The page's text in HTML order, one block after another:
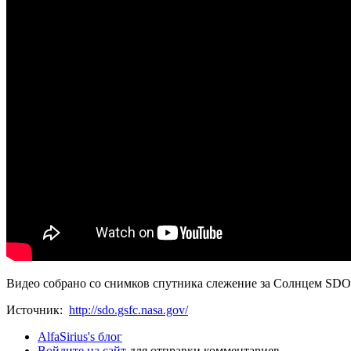
Видео собрано со снимков спутника слежение за Солнцем
Источник: http://sdo.gsfc.nasa.gov/
AlfaSirius's блог